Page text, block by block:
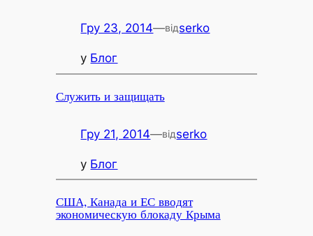
Гру 23, 2014—відserko
у Блог
Служить и защищать
Гру 21, 2014—відserko
у Блог
США, Канада и ЕС вводят
экономическую блокаду Крыма